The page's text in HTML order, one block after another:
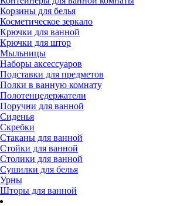
Корзины для белья
Косметическое зеркало
Крючки для ванной
Крючки для штор
Мыльницы
Наборы аксессуаров
Подставки для предметов
Полки в ванную комнату
Полотенцедержатели
Поручни для ванной
Сиденья
Скребки
Стаканы для ванной
Стойки для ванной
Столики для ванной
Сушилки для белья
Урны
Шторы для ванной